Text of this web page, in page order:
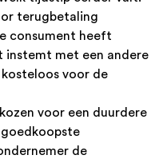
terugbetaling
consument heeft
instemt met een andere
voor de
voor een duurdere
de